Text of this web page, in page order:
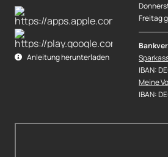
Anleitung herunterladen
Freitag
IBAN:
Meine
IBAN: